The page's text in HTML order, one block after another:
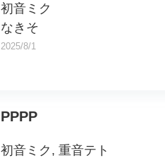
初音ミク
なきそ
2025/8/1
PPPP
初音ミク, 重音テト